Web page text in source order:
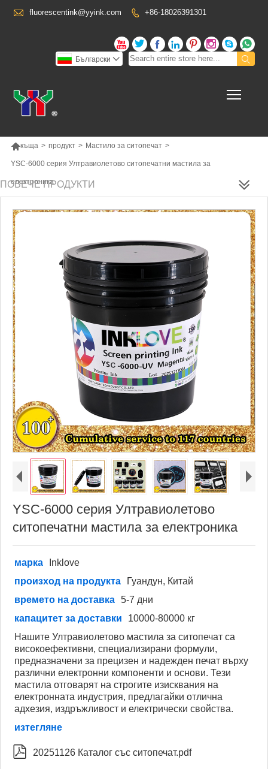
 fluorescentink@yyink.com  +86-18026391301
      


Български 
къща > продукт > Мастило за ситопечат >
YSC-6000 серия Ултравиолетово ситопечатни мастила за
електроника
ПОВЕЧЕ ПРОДУКТИ
YSC-6000 серия Ултравиолетово
ситопечатни мастила за електроника
марка
Inklove
произход на продукта
Гуандун, Китай
времето на доставка 5-7 дни
капацитет за доставки
10000-80000 кг
Нашите Ултравиолетово мастила за ситопечат са
високоефективни, специализирани формули,
предназначени за прецизен и надежден печат върху
различни електронни компоненти и основи. Тези
мастила отговарят на строгите изисквания на
електронната индустрия, предлагайки отлична
адхезия, издръжливост и електрически свойства.
изтегляне
 20251126 Каталог със ситопечат.pdf